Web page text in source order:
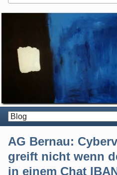
AG Bernau:
greift nicht wenn
in einem Chat